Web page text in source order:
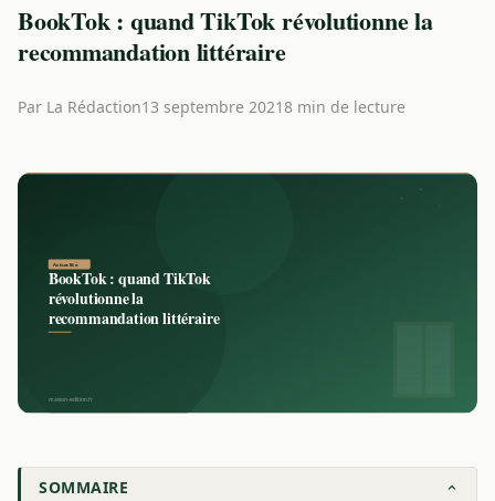
BookTok : quand TikTok révolutionne la
recommandation littéraire
Par La Rédaction13 septembre 20218 min de lecture
SOMMAIRE